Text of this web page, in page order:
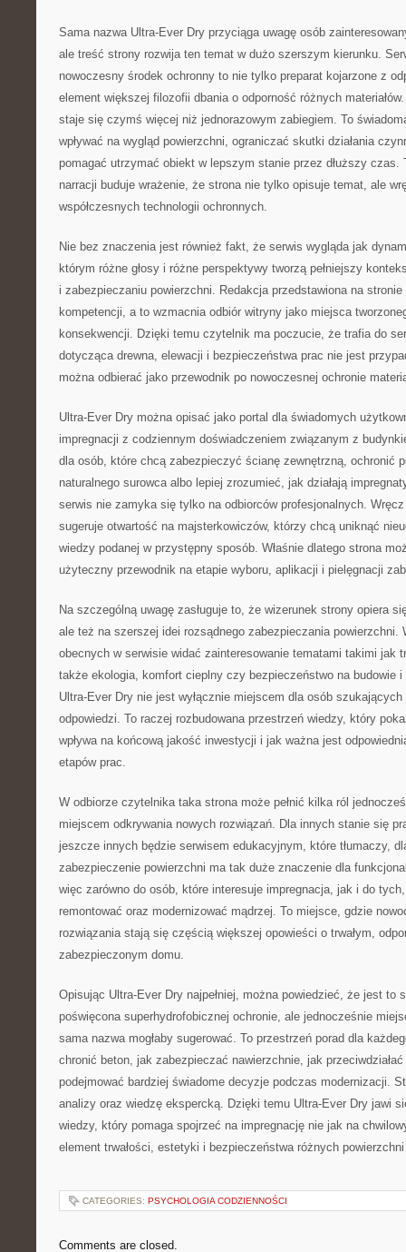
Sama nazwa Ultra-Ever Dry przyciąga uwagę osób
ale treść strony rozwija ten temat w dużo szerszym kierunku.
nowoczesny środek ochronny to nie tylko preparat kojarzone z
element większej filozofii dbania o odporność różnych
staje się czymś więcej niż jednorazowym zabiegiem. To
wpływać na wygląd powierzchni, ograniczać skutki działania
pomagać utrzymać obiekt w lepszym stanie przez dłuższy czas.
narracji buduje wrażenie, że strona nie tylko opisuje temat, ale
współczesnych technologii ochronnych.
Nie bez znaczenia jest również fakt, że serwis wygląda jak
którym różne głosy i różne perspektywy tworzą pełniejszy
i zabezpieczaniu powierzchni. Redakcja przedstawiona na stronie
kompetencji, a to wzmacnia odbiór witryny jako miejsca
konsekwencji. Dzięki temu czytelnik ma poczucie, że trafia do
dotycząca drewna, elewacji i bezpieczeństwa prac nie jest
można odbierać jako przewodnik po nowoczesnej ochronie
Ultra-Ever Dry można opisać jako portal dla świadomych
impregnacji z codziennym doświadczeniem związanym z
dla osób, które chcą zabezpieczyć ścianę zewnętrzną, ochronić
naturalnego surowca albo lepiej zrozumieć, jak działają
serwis nie zamyka się tylko na odbiorców profesjonalnych.
sugeruje otwartość na majsterkowiczów, którzy chcą uniknąć
wiedzy podanej w przystępny sposób. Właśnie dlatego strona
użyteczny przewodnik na etapie wyboru, aplikacji i pielęgnacji
Na szczególną uwagę zasługuje to, że wizerunek strony opiera
ale też na szerszej idei rozsądnego zabezpieczania powierzchni.
obecnych w serwisie widać zainteresowanie tematami takimi jak
także ekologia, komfort cieplny czy bezpieczeństwo na budowie
Ultra-Ever Dry nie jest wyłącznie miejscem dla osób
odpowiedzi. To raczej rozbudowana przestrzeń wiedzy, który
wpływa na końcową jakość inwestycji i jak ważna jest
etapów prac.
W odbiorze czytelnika taka strona może pełnić kilka ról
miejscem odkrywania nowych rozwiązań. Dla innych stanie się
jeszcze innych będzie serwisem edukacyjnym, które tłumaczy,
zabezpieczenie powierzchni ma tak duże znaczenie dla
więc zarówno do osób, które interesuje impregnacja, jak i do
remontować oraz modernizować mądrzej. To miejsce, gdzie
rozwiązania stają się częścią większej opowieści o trwałym,
zabezpieczonym domu.
Opisując Ultra-Ever Dry najpełniej, można powiedzieć, że jest to
poświęcona superhydrofobicznej ochronie, ale jednocześnie
sama nazwa mogłaby sugerować. To przestrzeń porad dla
chronić beton, jak zabezpieczać nawierzchnie, jak
podejmować bardziej świadome decyzje podczas modernizacji.
analizy oraz wiedzę ekspercką. Dzięki temu Ultra-Ever Dry jawi
wiedzy, który pomaga spojrzeć na impregnację nie jak na
element trwałości, estetyki i bezpieczeństwa różnych
CATEGORIES: PSYCHOLOGIA CODZIENNOŚCI
Comments are closed.